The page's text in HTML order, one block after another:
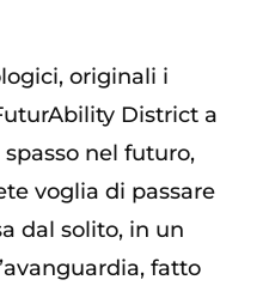
originali i
District a
nel futuro,
voglia di passare
dal solito, in un
fatto